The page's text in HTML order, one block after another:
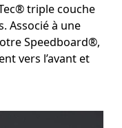
triple couche
Associé à une
Speedboard®,
vers l’avant et